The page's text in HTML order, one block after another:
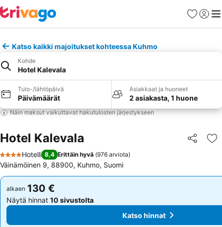
Suosikit
Katso kaikki majoitukset kohteessa Kuhmo
Kohde
Hotel Kalevala
Tulo-/lähtöpäivä
Päivämäärät
Asiakkaat ja huoneet
2 asiakasta, 1 huone
Näin maksut vaikuttavat hakutulosten järjestykseen
Hotel Kalevala Jaa
4 Tähtiluokitus
Hotelli 8,4 Erittäin hyvä (976 arviota)
Väinämöinen 9, 88900, Kuhmo, Suomi
alkaen 130 €
Näytä hinnat 10 sivustolta
Katso hinnat
alkaen 130 €
Näytä hinnat 10 sivustolta
Katso hinnat